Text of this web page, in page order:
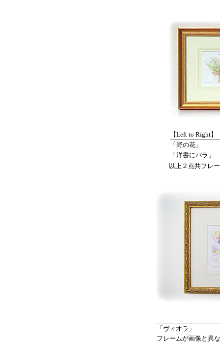
【Left to Right】
「野の花」
「洋書にバラ」
以上２点共フレ
「ヴィオラ」
フレームが画像と異